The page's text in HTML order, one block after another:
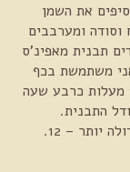
את השמן
ומערבבים
תבנית מאפינ'ס
משתמשת בכף
גלידה וכך יש כמות זהה בכל מאפין. אופים 150 מעלות כרבע שעה
התבנית.
בתבנית שלי זה מספיק ל18 יחידות. בתבנית גדולה יותר – 12.